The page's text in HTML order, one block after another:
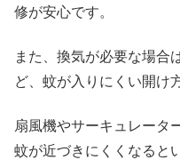
修が安心です。
また、換気が必要な場合
ど、蚊が入りにくい開け
扇風機やサーキュレータ
蚊が近づきにくくなると